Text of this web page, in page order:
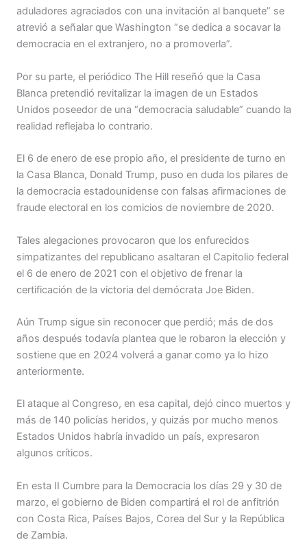
aduladores agraciados con una invitación al banquete” se
atrevió a señalar que Washington “se dedica a socavar la
democracia en el extranjero, no a promoverla”.
Por su parte, el periódico The Hill reseñó que la Casa
Blanca pretendió revitalizar la imagen de un Estados
Unidos poseedor de una “democracia saludable” cuando la
realidad reflejaba lo contrario.
El 6 de enero de ese propio año, el presidente de turno en
la Casa Blanca, Donald Trump, puso en duda los pilares de
la democracia estadounidense con falsas afirmaciones de
fraude electoral en los comicios de noviembre de 2020.
Tales alegaciones provocaron que los enfurecidos
simpatizantes del republicano asaltaran el Capitolio federal
el 6 de enero de 2021 con el objetivo de frenar la
certificación de la victoria del demócrata Joe Biden.
Aún Trump sigue sin reconocer que perdió; más de dos
años después todavía plantea que le robaron la elección y
sostiene que en 2024 volverá a ganar como ya lo hizo
anteriormente.
El ataque al Congreso, en esa capital, dejó cinco muertos y
más de 140 policías heridos, y quizás por mucho menos
Estados Unidos habría invadido un país, expresaron
algunos críticos.
En esta II Cumbre para la Democracia los días 29 y 30 de
marzo, el gobierno de Biden compartirá el rol de anfitrión
con Costa Rica, Países Bajos, Corea del Sur y la República
de Zambia.